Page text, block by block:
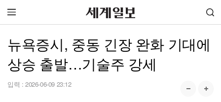
뉴욕증시, 중동 긴장 완화 기대에
상승 출발…기술주 강세
입력 : 2026-06-09 23:12